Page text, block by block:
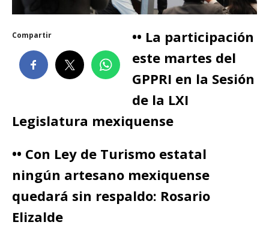
Compartir
•• La participación
este martes del
GPPRI en la Sesión
de la LXI
Legislatura mexiquense
•• Con Ley de Turismo estatal
ningún artesano mexiquense
quedará sin respaldo: Rosario
Elizalde